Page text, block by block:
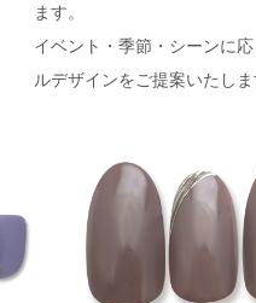
ます。
イベント・季節・シーンに
ルデザインをご提案いたしま